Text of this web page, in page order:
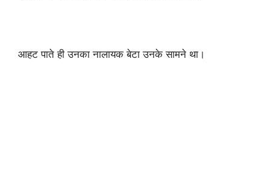
आहट पाते ही उनका नालायक बेटा उनके सामने था।